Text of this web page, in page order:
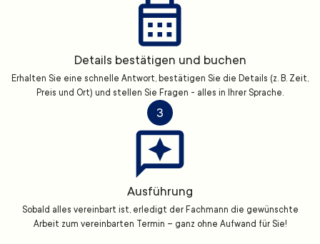
Details bestätigen und buchen
Erhalten Sie eine schnelle Antwort, bestätigen Sie die Details (z. B. Zeit,
Preis und Ort) und stellen Sie Fragen - alles in Ihrer Sprache.
3
Ausführung
Sobald alles vereinbart ist, erledigt der Fachmann die gewünschte
Arbeit zum vereinbarten Termin – ganz ohne Aufwand für Sie!